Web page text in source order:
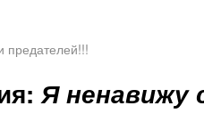
предателей!!!
Я ненавижу